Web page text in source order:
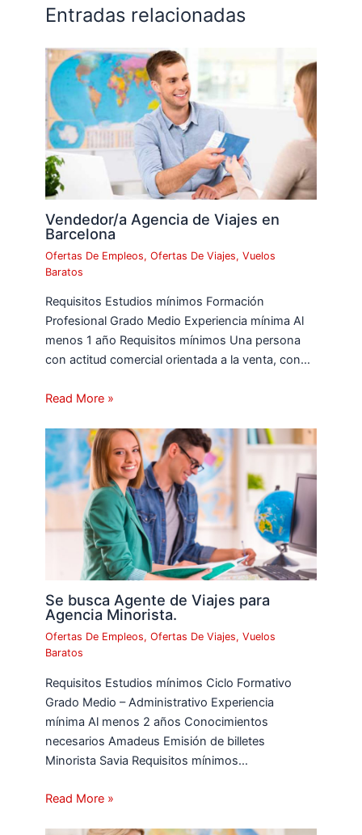
Entradas relacionadas
Vendedor/a Agencia de Viajes en
Barcelona
Ofertas De Empleos,Ofertas De Viajes,Vuelos
Baratos
Requisitos Estudios mínimos Formación
Profesional Grado Medio Experiencia mínima Al
menos 1 año Requisitos mínimos Una persona
con actitud comercial orientada a la venta, con…
Read More »
Se busca Agente de Viajes para
Agencia Minorista.
Ofertas De Empleos,Ofertas De Viajes,Vuelos
Baratos
Requisitos Estudios mínimos Ciclo Formativo
Grado Medio – Administrativo Experiencia
mínima Al menos 2 años Conocimientos
necesarios Amadeus Emisión de billetes
Minorista Savia Requisitos mínimos…
Read More »